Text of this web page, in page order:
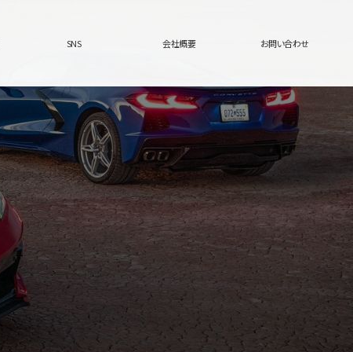
SNS 会社概要 お問い合わせ